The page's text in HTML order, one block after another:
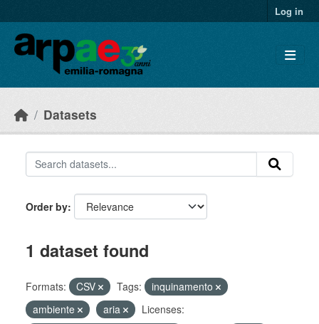
Log in
Datasets
Order by
1 dataset found
Formats: CSV Tags:
inquinamento
ambiente
aria
Licenses: